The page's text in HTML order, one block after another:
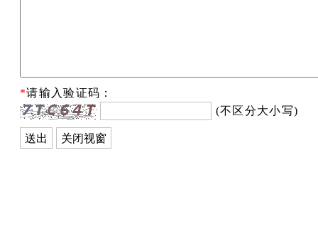
*请输入验证码：
(不区分大小写)